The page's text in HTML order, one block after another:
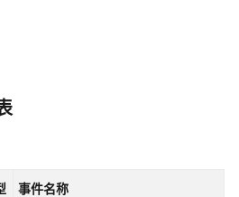
事件名称